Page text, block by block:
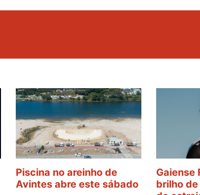
Piscina no areinho de
Avintes abre este sábado
Gaiense
brilho